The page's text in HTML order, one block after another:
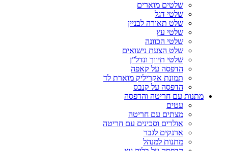
שלטים מוארים
שלטי דגל
שלט תאורה לבניין
שלטי עץ
שלטי הכוונה
שלט הצעת נישואים
שלטי תיווך ונדל”ן
הדפסה על קאפה
תמונת אקריליק מוארת לד
הדפסה על קנבס
מתנות עם חריטה והדפסה
עטים
מצתים עם חריטה
אולרים וסכינים עם חריטה
ארנקים לגבר
מתנות למנהל